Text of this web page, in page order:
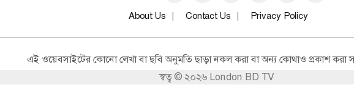
About Us Contact Us Privacy Policy
এই ওয়েবসাইটের কোনো লেখা বা ছবি অনুমতি ছাড়া নকল করা বা অন্য কোথাও প্রকাশ করা
স্বত্ব © ২০২৬ London BD TV